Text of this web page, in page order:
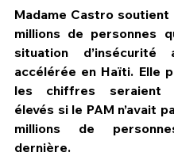
Madame Castro soutient
millions de personnes
situation d’insécurité
accélérée en Haïti. Elle
les chiffres seraient
élevés si le PAM n’avait
millions de
dernière.